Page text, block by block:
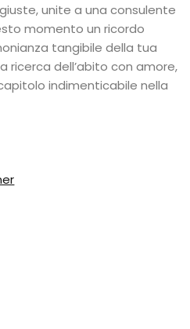
unite a una consulente
momento un ricordo
tangibile della tua
ricerca dell’abito con amore,
indimenticabile nella